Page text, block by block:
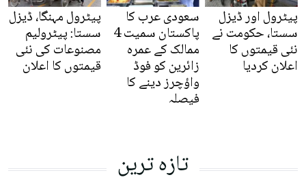
پیٹرول اور ڈیزل
سستا، حکومت نے
نئی قیمتوں کا
اعلان کردیا
سعودی عرب کا
پاکستان سمیت 4
ممالک کے عمرہ
زائرین کو فوڈ
واؤچرز دینے کا
فیصلہ
پیٹرول مہنگا، ڈیزل
سستا: پیٹرولیم
مصنوعات کی نئی
قیمتوں کا اعلان
تازہ ترین